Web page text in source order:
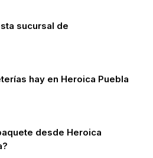
sucursal de
hay en Heroica Puebla
desde Heroica